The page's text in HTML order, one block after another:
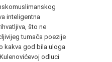
inteligentna
što ne
tumača poezije
kakva god bila uloga
odluci